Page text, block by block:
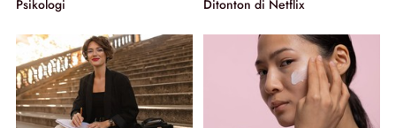
Psikologi
Ditonton di Netflix